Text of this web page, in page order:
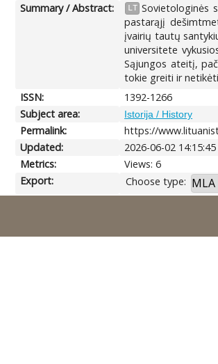
Summary / Abstract: LT Sovietologinės
pastarąjį
įvairių tautų
universitete
Sąjungos ateitį,
tokie greiti ir
ISSN:
1392-1266
Subject area:
Istorija / History
Permalink:
https://
Updated:
2026-06-02 14:15:45
Metrics:
Views: 6
Export:
Choose type: